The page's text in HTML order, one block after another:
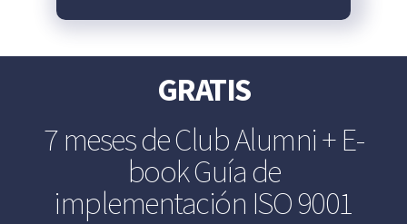
GRATIS
7 meses de Club Alumni + E-
book Guía de
implementación ISO 9001